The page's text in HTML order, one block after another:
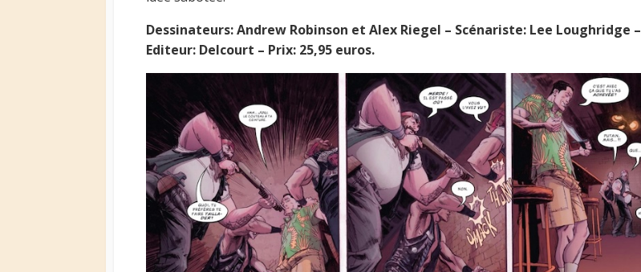
Dessinateurs: Andrew Robinson et Alex Riegel – Scénariste: Lee Loughridge –
Editeur: Delcourt – Prix: 25,95 euros.